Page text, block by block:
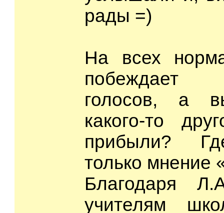
рады =)
На всех
побеждает
голосов, а
какого-то
прибыли?
только
Благодаря
учителям